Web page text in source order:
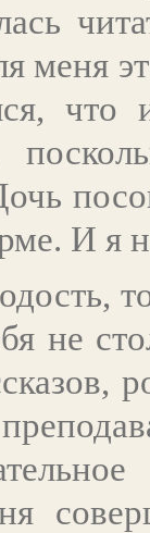
меня
И я
не